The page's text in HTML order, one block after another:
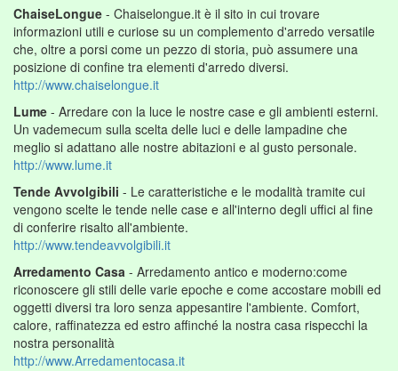
ChaiseLongue - Chaiselongue.it è il sito in cui trovare
informazioni utili e curiose su un complemento d'arredo versatile
che, oltre a porsi come un pezzo di storia, può assumere una
posizione di confine tra elementi d'arredo diversi.
http://www.chaiselongue.it
Lume - Arredare con la luce le nostre case e gli ambienti esterni.
Un vademecum sulla scelta delle luci e delle lampadine che
meglio si adattano alle nostre abitazioni e al gusto personale.
http://www.lume.it
Tende Avvolgibili - Le caratteristiche e le modalità tramite cui
vengono scelte le tende nelle case e all'interno degli uffici al fine
di conferire risalto all'ambiente.
http://www.tendeavvolgibili.it
Arredamento Casa - Arredamento antico e moderno:come
riconoscere gli stili delle varie epoche e come accostare mobili ed
oggetti diversi tra loro senza appesantire l'ambiente. Comfort,
calore, raffinatezza ed estro affinché la nostra casa rispecchi la
nostra personalità
http://www.Arredamentocasa.it